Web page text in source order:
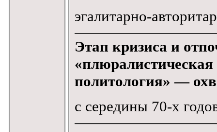
эгалитарно-
Этап кризиса и
политология» —
с середины 70-х